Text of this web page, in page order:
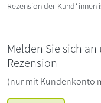
Rezension der
Melden Sie sich
Rezension
(nur mit Kundenkonto